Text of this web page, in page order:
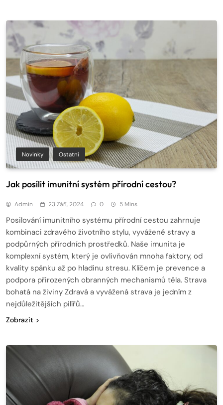
Novinky Ostatní
Jak posílit imunitní systém přírodní cestou?
Admin 23 Září, 2024 0 5 Mins
Posilování imunitního systému přírodní cestou zahrnuje
kombinaci zdravého životního stylu, vyvážené stravy a
podpůrných přírodních prostředků. Naše imunita je
komplexní systém, který je ovlivňován mnoha faktory, od
kvality spánku až po hladinu stresu. Klíčem je prevence a
podpora přirozených obranných mechanismů těla. Strava
bohatá na živiny Zdravá a vyvážená strava je jedním z
nejdůležitějších pilířů…
Zobrazit